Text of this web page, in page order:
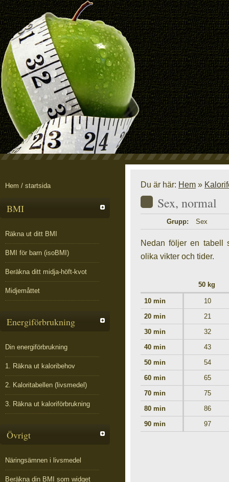
Hem / startsida
BMI
Räkna ut ditt BMI
BMI för barn (isoBMI)
Beräkna ditt midja-höft-kvot
Midjemåttet
Energiförbrukning
Din energiförbrukning
1. Räkna ut kaloribehov
2. Kaloritabellen (livsmedel)
3. Räkna ut kaloriförbrukning
Övrigt
Näringsämnen i livsmedel
Beräkna din BMI som widget
Du är här: Hem »
Sex, normal
Grupp: Sex
Nedan följer en tabell
olika vikter och tider.
50 kg
10 min
10
20 min
21
30 min
32
40 min
43
50 min
54
60 min
65
70 min
75
80 min
86
90 min
97